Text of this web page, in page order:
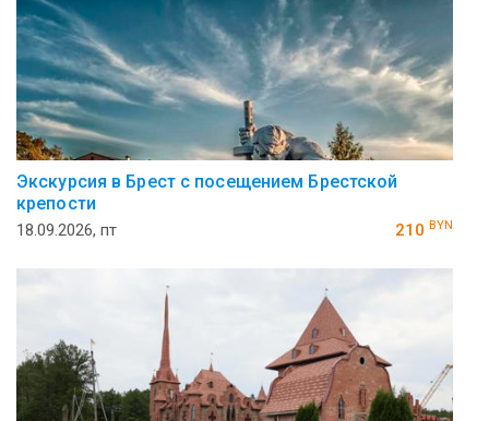
Экскурсия в Брест с посещением Брестской
крепости
18.09.2026, пт 210 BYN